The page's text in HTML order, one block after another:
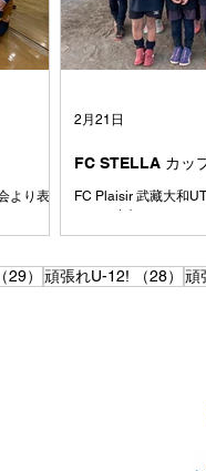
どん吸収して、より
で、それぞれの選手
と思います👍が、周
たくさんいます⚽️ い
にコーチ達
より表
FC STELLA カッ
FC Plaisir 武藏大和
2月21日
（29） 29件の記事
頑張れU-12! （28） 28
頑